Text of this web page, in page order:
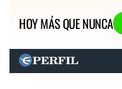
HOY MÁS QUE NUNCA